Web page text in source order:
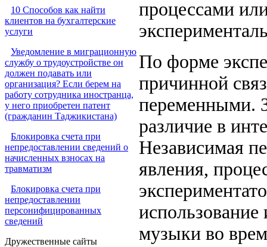
10 Способов как найти
клиентов на бухгалтерские
услуги
Уведомление в миграционную
службу о трудоустройстве он
должен подавать или
организация? Если берем на
работу сотрудника иностранца,
у него приобретен патент
(гражданин Таджикистана)
Блокировка счета при
непредоставлении сведений о
начисленных взносах на
травматизм
Блокировка счета при
непредоставлении
персонифицированных
сведений
Дружественные сайты
процессами
По форме
причинной
переменными.
различие в
Независимая
явления,
музыки во